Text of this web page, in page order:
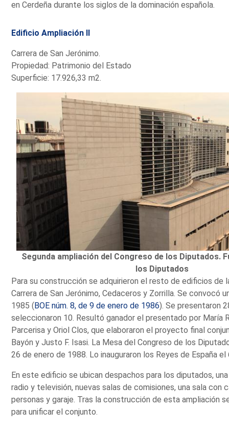
en Cerdeña durante los siglos de la dominación española.
Edificio Ampliación II
Carrera de San Jerónimo.
Propiedad: Patrimonio del Estado
Superficie: 17.926,33 m2.
Segunda ampliación del Congreso de los Diputados.
los Diputados
Para su construcción se adquirieron el resto de edificios de
Carrera de San Jerónimo, Cedaceros y Zorrilla. Se convocó
1985 (BOE núm. 8, de 9 de enero de 1986). Se presentaron
seleccionaron 10. Resultó ganador el presentado por María
Parcerisa y Oriol Clos, que elaboraron el proyecto final
Bayón y Justo F. Isasi. La Mesa del Congreso de los
26 de enero de 1988. Lo inauguraron los Reyes de España
En este edificio se ubican despachos para los diputados,
radio y televisión, nuevas salas de comisiones, una sala con
personas y garaje. Tras la construcción de esta ampliación
para unificar el conjunto.